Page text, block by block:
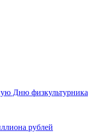
Дню физкультурника
рублей